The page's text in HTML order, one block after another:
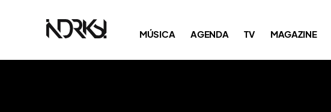
MÚSICA AGENDA TV MAGAZINE